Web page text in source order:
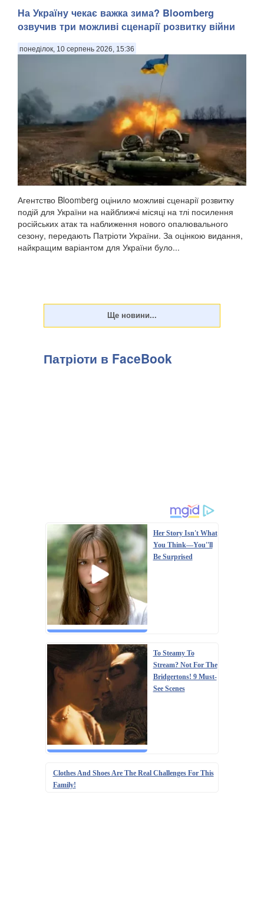
На Україну чекає важка зима? Bloomberg
озвучив три можливі сценарії розвитку війни
понеділок, 10 серпень 2026, 15:36
Агентство Bloomberg оцінило можливі сценарії розвитку
подій для України на найближчі місяці на тлі посилення
російських атак та наближення нового опалювального
сезону, передають Патріоти України. За оцінкою видання,
найкращим варіантом для України було...
Патріоти в FaceBook
Her Story Isn't What
You Think—You''ll
Be Surprised
To Steamy To
Stream? Not For The
Bridgertons! 9 Must-
See Scenes
Clothes And Shoes Are The Real Challenges For This
Family!